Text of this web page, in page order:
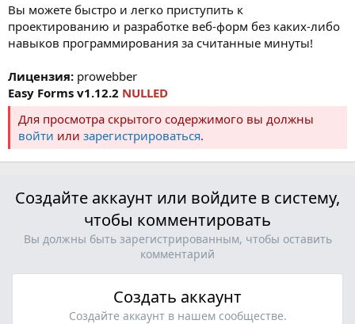
Вы можете быстро и легко приступить к
проектированию и разработке веб-форм без каких-либо
навыков программирования за считанные минуты!
Лицензия: prowebber
Easy Forms v1.12.2 NULLED
Для просмотра скрытого содержимого вы должны
войти или зарегистрироваться.
Создайте аккаунт или войдите в систему,
чтобы комментировать
Вы должны быть зарегистрированным, чтобы оставить
комментарий
Создать аккаунт
Создайте аккаунт в нашем сообществе.